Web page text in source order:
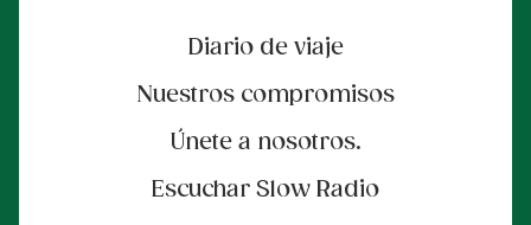
Diario de viaje
Nuestros compromisos
Únete a nosotros.
Escuchar Slow Radio